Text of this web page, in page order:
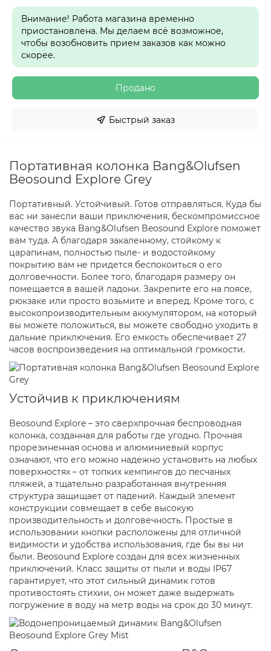
Внимание! Работа магазина временно
приостановлена. Мы делаем всё возможное,
чтобы возобновить прием заказов как можно
скорее.
Продано
Быстрый заказ
Портативная колонка Bang&Olufsen
Beosound Explore Grey
Портативный. Устойчивый. Готов отправляться. Куда бы
вас ни занесли ваши приключения, бескомпромиссное
качество звука Bang&Olufsen Beosound Explore поможет
вам туда. А благодаря закаленному, стойкому к
царапинам, полностью пыле- и водостойкому
покрытию вам не придется беспокоиться о его
долговечности. Более того, благодаря размеру он
помещается в вашей ладони. Закрепите его на поясе,
рюкзаке или просто возьмите и вперед. Кроме того, с
высокопроизводительным аккумулятором, на который
вы можете положиться, вы можете свободно уходить в
дальние приключения. Его емкость обеспечивает 27
часов воспроизведения на оптимальной громкости.
Устойчив к приключениям
Beosound Explore – это сверхпрочная беспроводная
колонка, созданная для работы где угодно. Прочная
прорезиненная основа и алюминиевый корпус
означают, что его можно надежно установить на любых
поверхностях – от топких кемпингов до песчаных
пляжей, а тщательно разработанная внутренняя
структура защищает от падений. Каждый элемент
конструкции совмещает в себе высокую
производительность и долговечность. Простые в
использовании кнопки расположены для отличной
видимости и удобства использования, где бы вы ни
были. Beosound Explore создан для всех жизненных
приключений. Класс защиты от пыли и воды IP67
гарантирует, что этот сильный динамик готов
противостоять стихии, он может даже выдержать
погружение в воду на метр воды на срок до 30 минут.